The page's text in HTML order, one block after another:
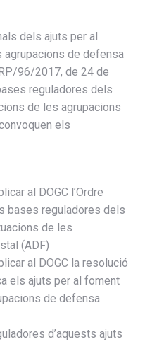
dels ajuts per al
de defensa
96/2017, de 24 de
reguladores dels
de les agrupacions
els
al DOGC l’Ordre
bases reguladores dels
de les
(ADF)
al DOGC la resolució
els ajuts per al foment
de defensa
d’aquests ajuts